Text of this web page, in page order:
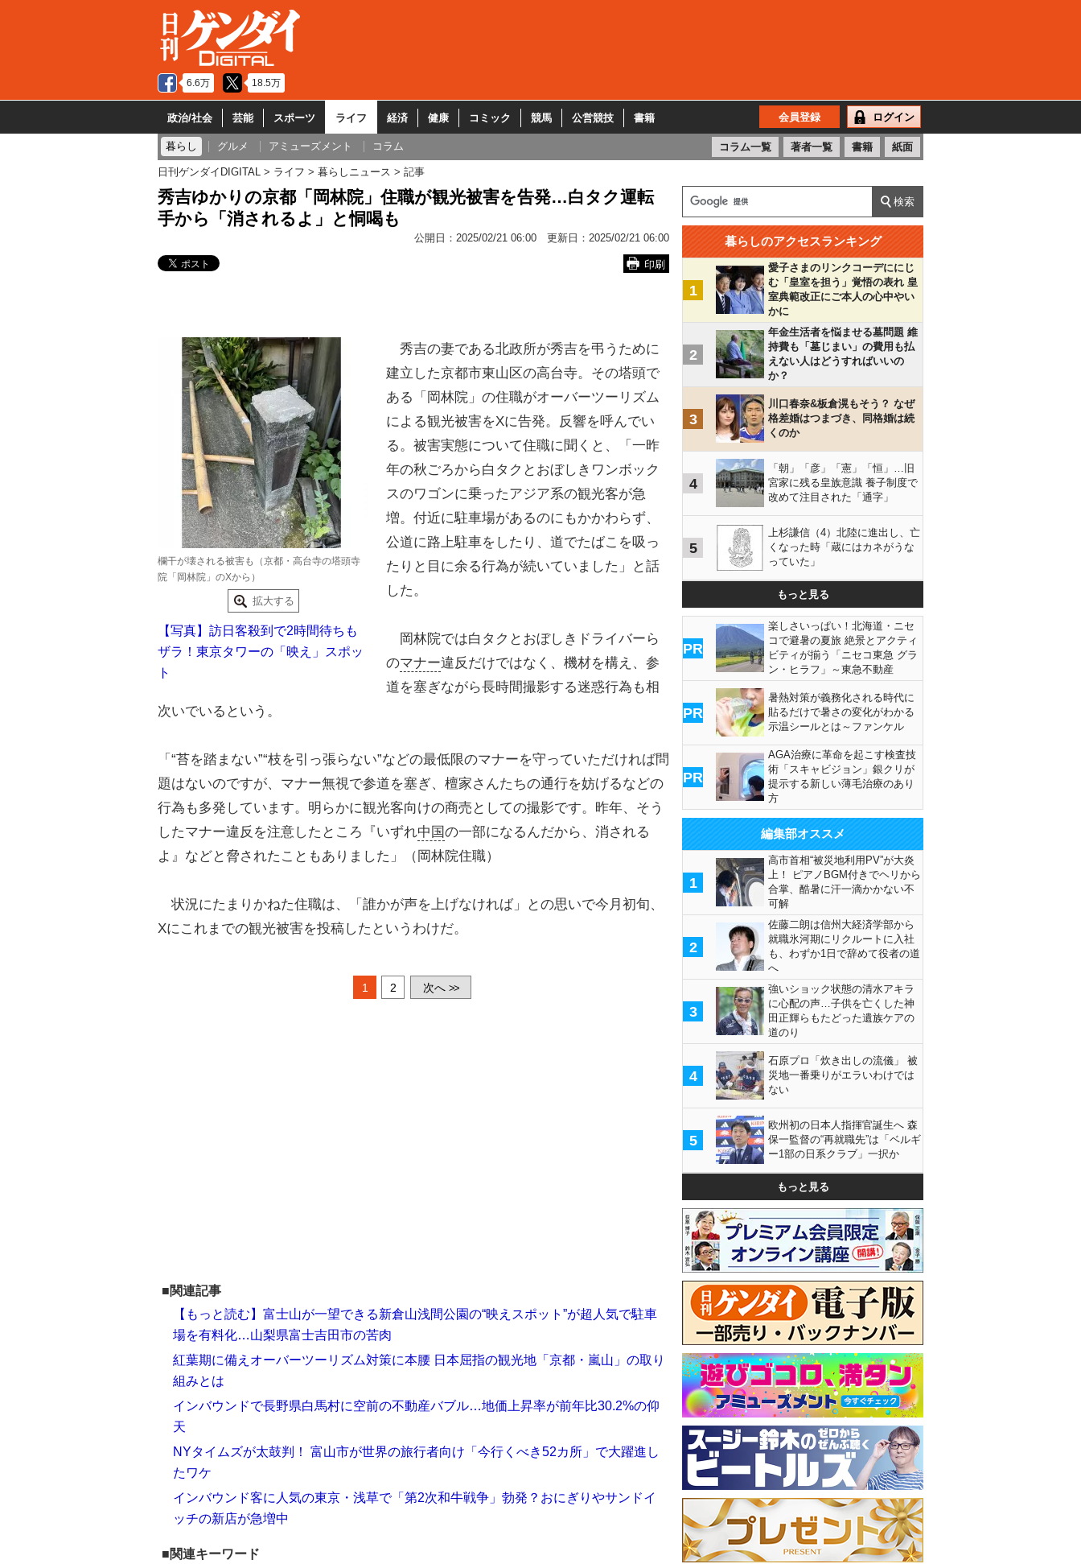
6.6万 18.5万
政治/社会 芸能 スポーツ ライフ 経済 健康 コミック 競馬 公営競技 書籍 会員登録 ログイン
暮らし グルメ アミューズメント コラム コラム一覧 著者一覧 書籍 紙面
日刊ゲンダイDIGITAL ライフ 暮らしニュース 記事
秀吉ゆかりの京都「岡林院」住職が観光被害を告発…白タク運転
手から「消されるよ」と恫喝も
公開日： 2025/02/21 06:00 更新日： 2025/02/21 06:00
印刷
欄干が壊される被害も（京都・高台寺の塔頭寺
院「岡林院」のXから）
拡大する
【写真】訪日客殺到で2時間待ちも
ザラ！東京タワーの「映え」スポッ
ト
秀吉の妻である北政所が秀吉を弔うために
建立した京都市東山区の高台寺。その塔頭で
ある「岡林院」の住職がオーバーツーリズム
による観光被害をXに告発。反響を呼んでい
る。被害実態について住職に聞くと、「一昨
年の秋ごろから白タクとおぼしきワンボック
スのワゴンに乗ったアジア系の観光客が急
増。付近に駐車場があるのにもかかわらず、
公道に路上駐車をしたり、道でたばこを吸っ
たりと目に余る行為が続いていました」と話
した。
岡林院では白タクとおぼしきドライバーら
のマナー違反だけではなく、機材を構え、参
道を塞ぎながら長時間撮影する迷惑行為も相
次いでいるという。
「“苔を踏まない”“枝を引っ張らない”などの最低限のマナーを守っていただければ問
題はないのですが、マナー無視で参道を塞ぎ、檀家さんたちの通行を妨げるなどの
行為も多発しています。明らかに観光客向けの商売としての撮影です。昨年、そう
したマナー違反を注意したところ『いずれ中国の一部になるんだから、消される
よ』などと脅されたこともありました」（岡林院住職）
状況にたまりかねた住職は、「誰かが声を上げなければ」との思いで今月初旬、
Xにこれまでの観光被害を投稿したというわけだ。
1 2 次へ >>
■関連記事
【もっと読む】富士山が一望できる新倉山浅間公園の“映えスポット”が超人気で駐車
場を有料化…山梨県富士吉田市の苦肉
紅葉期に備えオーバーツーリズム対策に本腰 日本屈指の観光地「京都・嵐山」の取り
組みとは
インバウンドで長野県白馬村に空前の不動産バブル…地価上昇率が前年比30.2%の仰
天
NYタイムズが太鼓判！ 富山市が世界の旅行者向け「今行くべき52カ所」で大躍進し
たワケ
インバウンド客に人気の東京・浅草で「第2次和牛戦争」勃発？おにぎりやサンドイ
ッチの新店が急増中
■関連キーワード
暮らしのアクセスランキング
1
愛子さまのリンクコーデににじ
む「皇室を担う」覚悟の表れ 皇
室典範改正にご本人の心中やい
かに
2
年金生活者を悩ませる墓問題 維
持費も「墓じまい」の費用も払
えない人はどうすればいいの
か？
3
川口春奈&板倉滉もそう？ なぜ
格差婚はつまづき、同格婚は続
くのか
4
「朝」「彦」「憲」「恒」…旧
宮家に残る皇族意識 養子制度で
改めて注目された「通字」
5
上杉謙信（4）北陸に進出し、亡
くなった時「蔵にはカネがうな
っていた」
もっと見る
PR
楽しさいっぱい！北海道・ニセ
コで避暑の夏旅 絶景とアクティ
ビティが揃う「ニセコ東急 グラ
ン・ヒラフ」～東急不動産
PR
暑熱対策が義務化される時代に
貼るだけで暑さの変化がわかる
示温シールとは～ファンケル
PR
AGA治療に革命を起こす検査技
術「スキャビジョン」銀クリが
提示する新しい薄毛治療のあり
方
編集部オススメ
1
高市首相“被災地利用PV”が大炎
上！ ピアノBGM付きでヘリから
合掌、酷暑に汗一滴かかない不
可解
2
佐藤二朗は信州大経済学部から
就職氷河期にリクルートに入社
も、わずか1日で辞めて役者の道
へ
3
強いショック状態の清水アキラ
に心配の声…子供を亡くした神
田正輝らもたどった遺族ケアの
道のり
4
石原プロ「炊き出しの流儀」 被
災地一番乗りがエラいわけでは
ない
5
欧州初の日本人指揮官誕生へ 森
保一監督の“再就職先”は「ベルギ
ー1部の日系クラブ」一択か
もっと見る